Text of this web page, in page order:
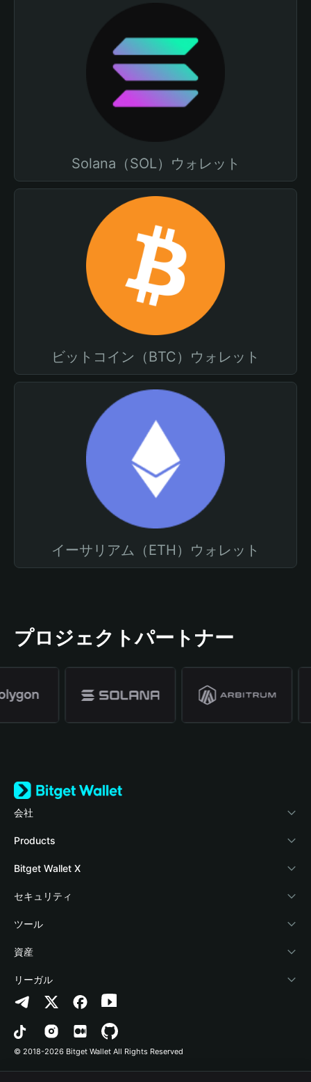
Solana（SOL）ウォレット
ビットコイン（BTC）ウォレット
イーサリアム（ETH）ウォレット
プロジェクトパートナー
会社
Bitget Walletについて
ブログ
アカデミー
暗号資産ニュース
Help Center
お問い合わせ
ブランドリソース
キャリア
Products
Crypto Card
Stablecoin Earn
Payfi Crypto
Crypto Swap API
Altcoin Season Index
Prediction Markets
DApp
Bitget Wallet X
デベロッパー
ウォレットを接続
Bitget Wallet Pay
プロジェクトを掲載
セキュリティ
保護基金
セキュリティ技術
ツール
暗号資産を購入
認証検出
コントラクト検出
一括送金
資産
Arbitrum
Avalanche
Bitcoin
リーガル
プライバシーポリシー
利用規約
© 2018-2026 Bitget Wallet All Rights Reserved